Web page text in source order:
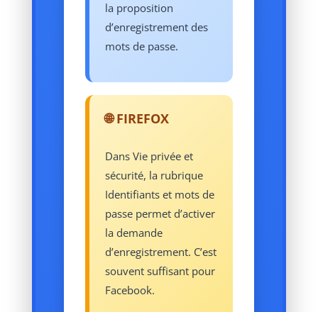
la proposition
d’enregistrement des
mots de passe.
🌐 FIREFOX
Dans Vie privée et
sécurité, la rubrique
Identifiants et mots de
passe permet d’activer
la demande
d’enregistrement. C’est
souvent suffisant pour
Facebook.